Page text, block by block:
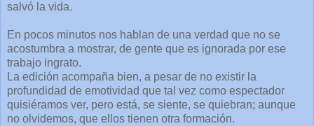
salvó la vida.
En pocos minutos nos hablan de una verdad que no se
acostumbra a mostrar, de gente que es ignorada por ese
trabajo ingrato.
La edición acompaña bien, a pesar de no existir la
profundidad de emotividad que tal vez como espectador
quisiéramos ver, pero está, se siente, se quiebran; aunque
no olvidemos, que ellos tienen otra formación.